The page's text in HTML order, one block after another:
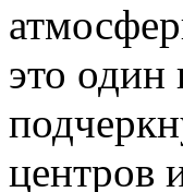
это один
центров